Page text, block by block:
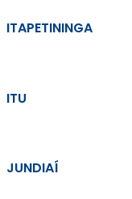
ITAPETININGA
ITU
JUNDIAÍ